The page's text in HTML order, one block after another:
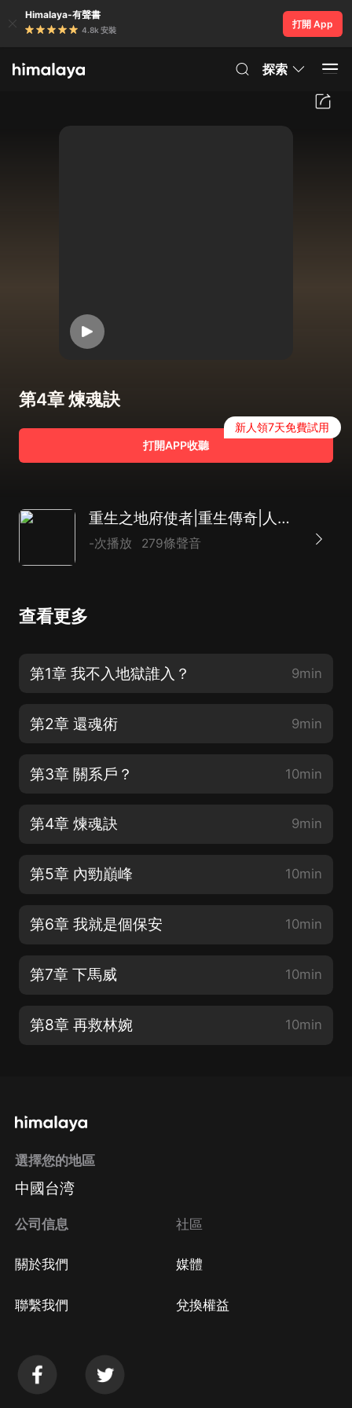
Himalaya-有聲書
4.8k 安裝
打開 App
探索
第4章 煉魂訣
打開APP收聽
新人領7天免費試用
重生之地府使者|重生傳奇|人與魂的糾纏|AI多播
-次播放 279條聲音
查看更多
第1章 我不入地獄誰入？ 9min
第2章 還魂術 9min
第3章 關系戶？ 10min
第4章 煉魂訣 9min
第5章 內勁巔峰 10min
第6章 我就是個保安 10min
第7章 下馬威 10min
第8章 再救林婉 10min
選擇您的地區
中國台湾
公司信息
關於我們
聯繫我們
社區
媒體
兌換權益